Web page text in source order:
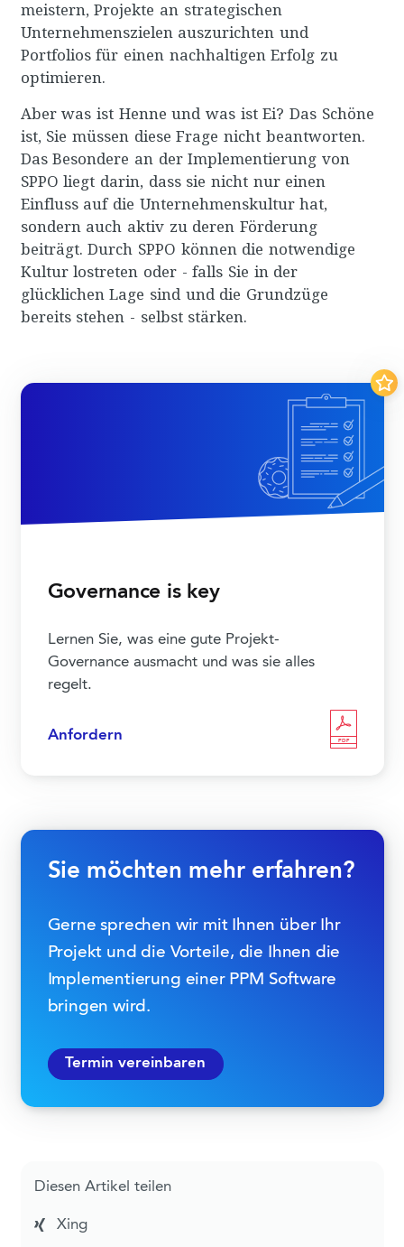
meistern, Projekte an strategischen
Unternehmenszielen auszurichten und
Portfolios für einen nachhaltigen Erfolg zu
optimieren.
Aber was ist Henne und was ist Ei? Das Schöne
ist, Sie müssen diese Frage nicht beantworten.
Das Besondere an der Implementierung von
SPPO liegt darin, dass sie nicht nur einen
Einfluss auf die Unternehmenskultur hat,
sondern auch aktiv zu deren Förderung
beiträgt. Durch SPPO können die notwendige
Kultur lostreten oder - falls Sie in der
glücklichen Lage sind und die Grundzüge
bereits stehen - selbst stärken.
Governance is key
Lernen Sie, was eine gute Projekt-
Governance ausmacht und was sie alles
regelt.
Anfordern PDF
Sie möchten mehr erfahren?
Gerne sprechen wir mit Ihnen über Ihr
Projekt und die Vorteile, die Ihnen die
Implementierung einer PPM Software
bringen wird.
Termin vereinbaren
Diesen Artikel teilen
Xing